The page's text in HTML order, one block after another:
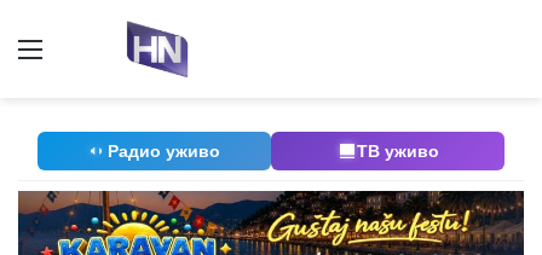
Радио уживо ТВ уживо